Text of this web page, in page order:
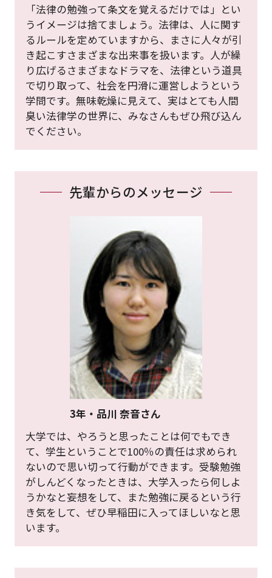
「法律の勉強って条文を覚えるだけでは」とい
うイメージは捨てましょう。法律は、人に関す
るルールを定めていますから、まさに人々が引
き起こすさまざまな出来事を扱います。人が繰
り広げるさまざまなドラマを、法律という道具
で切り取って、社会を円滑に運営しようという
学問です。無味乾燥に見えて、実はとても人間
臭い法律学の世界に、みなさんもぜひ飛び込ん
でください。
先輩からのメッセージ
3年・品川 奈音さん
大学では、やろうと思ったことは何でもでき
て、学生ということで100％の責任は求められ
ないので思い切って行動ができます。受験勉強
がしんどくなったときは、大学入ったら何しよ
うかなと妄想をして、また勉強に戻るという行
き気をして、ぜひ早稲田に入ってほしいなと思
います。